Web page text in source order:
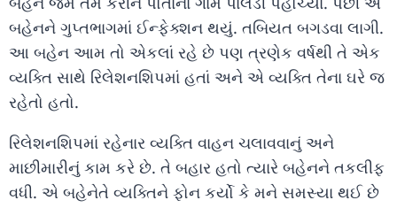
બહેનને ગુપ્તભાગમાં ઈન્ફેક્શન થયું. તબિયત બગડવા લાગી.
આ બહેન આમ તો એકલાં રહે છે પણ ત્રણેક વર્ષથી તે એક
વ્યક્તિ સાથે રિલેશનશિપમાં હતાં અને એ વ્યક્તિ તેના ઘરે જ
રહેતો હતો.
રિલેશનશિપમાં રહેનાર વ્યક્તિ વાહન ચલાવવાનું અને
માછીમારીનું કામ કરે છે. તે બહાર હતો ત્યારે બહેનને તકલીફ
વધી. એ બહેનેતે વ્યક્તિને ફોન કર્યો કે મને સમસ્યા થઈ છે